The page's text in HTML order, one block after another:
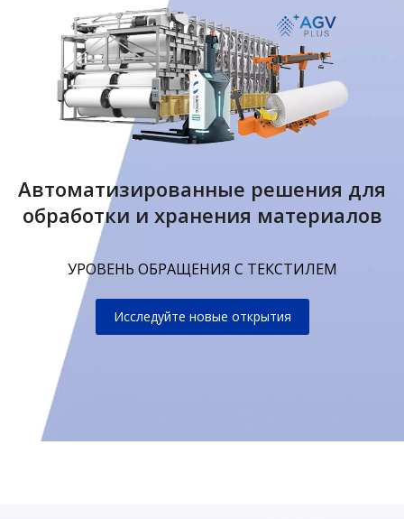
Автоматизированные решения для
обработки и хранения материалов
УРОВЕНЬ ОБРАЩЕНИЯ С ТЕКСТИЛЕМ
Исследуйте новые открытия